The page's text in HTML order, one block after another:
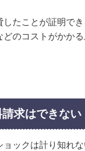
たことが証明で
のコストがかか
求はできない
ックは計り知れ